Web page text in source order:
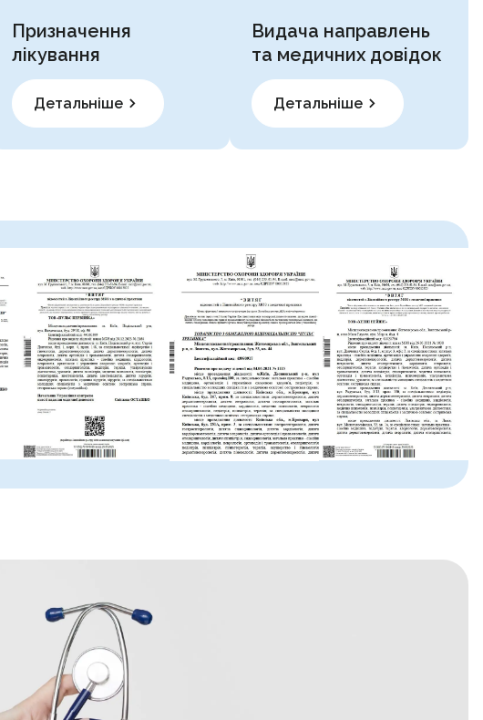
Призначення
лікування
Детальніше
Видача направлень
та медичних довідок
Детальніше